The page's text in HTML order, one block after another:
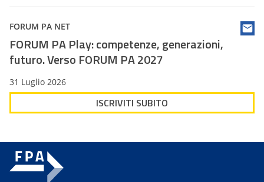
FORUM PA NET
FORUM PA Play: competenze, generazioni,
futuro. Verso FORUM PA 2027
31 Luglio 2026
ISCRIVITI SUBITO